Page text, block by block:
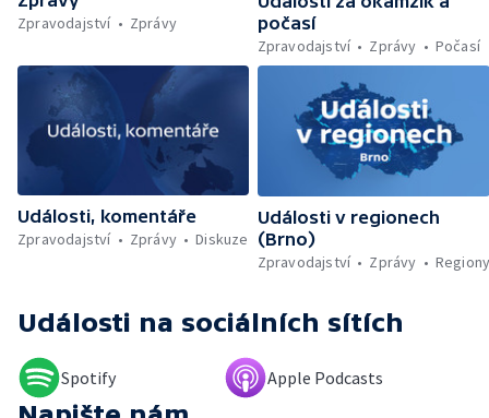
Žaloba proti Trumpovým clům — Záchrana
migrantů v Lamanšském průlivu — Čištění
Karlova mostu — Sběr borůvek v
zakázaných oblastech Šumavy — Investice
do energetické sítě — Hromadný pohřeb v
Gaze — Drahý život v Jižní Koreji — Potopení
indické lodi v Rudém moři — Nedostatek
vody ovlivňuje zdraví ptáků — Natáčení
vánoční pohádky pro neslyšící
Zpravodajství
Zprávy
počasí
Zpravodajství
Zprávy Počasí
Události, komentáře
Zpravodajství
Zprávy Diskuze
Události v regionech
(Brno)
Zpravodajství
Zprávy
Události na sociálních sítích
Spotify Apple Podcasts